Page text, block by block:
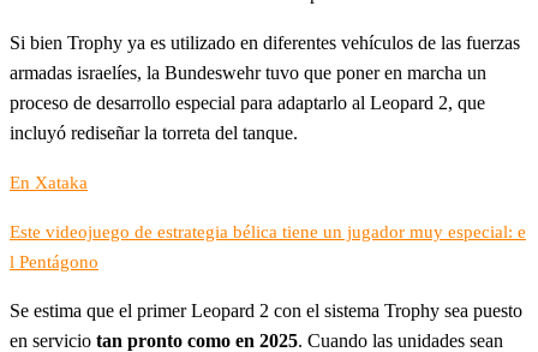
Si bien Trophy ya es utilizado en diferentes vehículos de las fuerzas
armadas israelíes, la Bundeswehr tuvo que poner en marcha un
proceso de desarrollo especial para adaptarlo al Leopard 2, que
incluyó rediseñar la torreta del tanque.
En Xataka
Este videojuego de estrategia bélica tiene un jugador muy especial: e
l Pentágono
Se estima que el primer Leopard 2 con el sistema Trophy sea puesto
en servicio tan pronto como en 2025. Cuando las unidades sean